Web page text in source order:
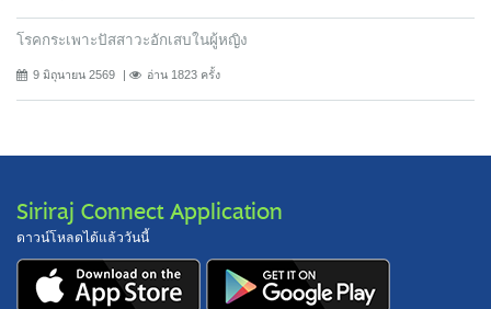
โรคกระเพาะปัสสาวะอักเสบในผู้หญิง
9 มิถุนายน 2569 อ่าน 1823 ครั้ง
Siriraj Connect Application
ดาวน์โหลดได้แล้ววันนี้